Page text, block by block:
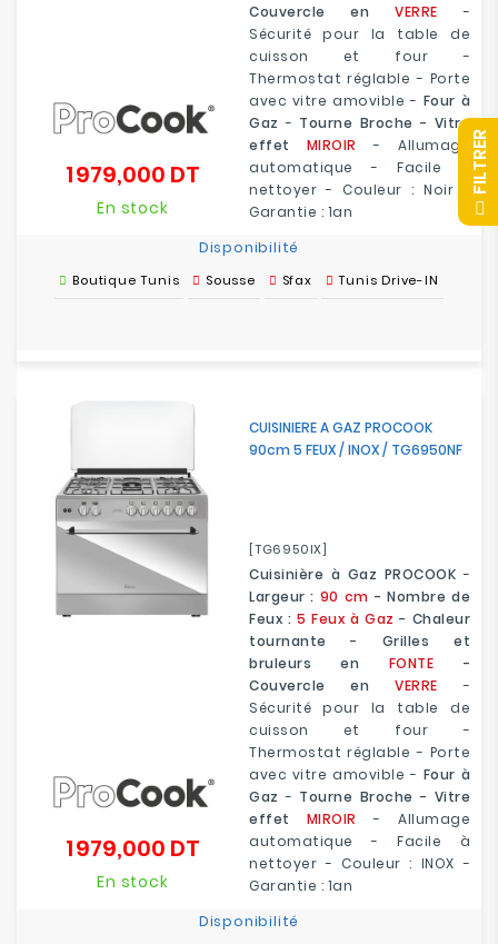
Couvercle enVERRE-
Sécurité pour la table de
cuisson et four -
Thermostat réglable - Porte
avec vitre amovible - Four à
Gaz - Tourne Broche - Vitre
effet MIROIR
- Allumage
automatique - Facile à
nettoyer - Couleur : Noir -
Garantie : 1an
1 979,000 DT
En stock
Disponibilité
Boutique Tunis Sousse Sfax Tunis Drive-IN
CUISINIERE A GAZ PROCOOK
90cm 5 FEUX / INOX / TG6950NF
[TG6950IX]
Cuisinière à Gaz PROCOOK -
Largeur : 90 cm - Nombre de
Feux : 5 Feux à Gaz - Chaleur
tournante - Grilles et
bruleurs en FONTE -
Couvercle enVERRE-
Sécurité pour la table de
cuisson et four -
Thermostat réglable - Porte
avec vitre amovible - Four à
Gaz - Tourne Broche - Vitre
effet MIROIR
- Allumage
automatique - Facile à
nettoyer - Couleur : INOX -
Garantie : 1an
1 979,000 DT
En stock
Disponibilité
R